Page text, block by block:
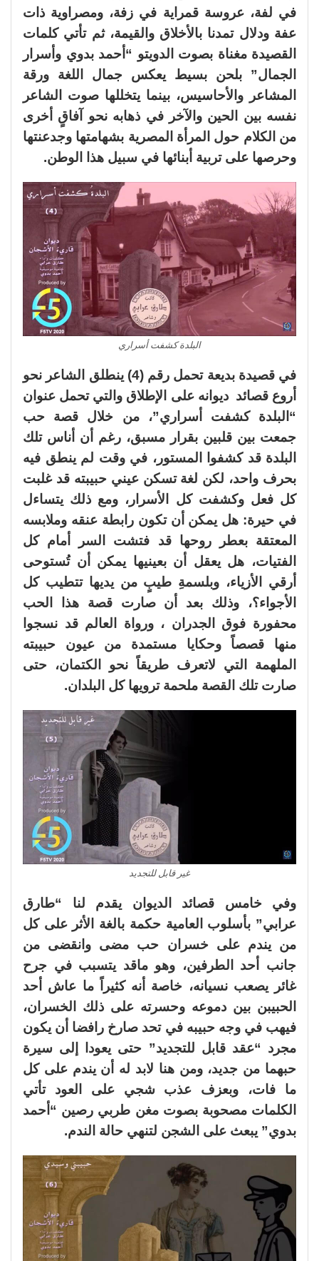
في لفة، عروسة قمراية في زفة، ومصراوية ذات
عفة ودلال تمدنا بالأخلاق والقيمة، ثم تأتي كلمات
القصيدة مغناة بصوت الدويتو “أحمد بدوي وأسرار
الجمال” بلحن بسيط يعكس جمال اللغة ورقة
المشاعر والأحاسيس، بينما يتخللها صوت الشاعر
نفسه بين الحين والآخر في ذهابه نحو آفاقٍ أخرى
من الكلام حول المرأة المصرية بشهامتها وجدعنتها
وحرصها على تربية أبنائها في سبيل هذا الوطن.
البلدة كشفت أسراري
في قصيدة بديعة تحمل رقم (4) ينطلق الشاعر نحو
أروع قصائد ديوانه على الإطلاق والتي تحمل عنوان
“البلدة كشفت أسراري”، من خلال قصة حب
جمعت بين قلبين بقرار مسبق، رغم أن أناس تلك
البلدة قد كشفوا المستور، في وقت لم ينطق فيه
بحرف واحد، لكن لغة تسكن عيني حبيبته قد غلبت
كل فعل وكشفت كل الأسرار، ومع ذلك يتساءل
في حيرة: هل يمكن أن تكون رابطة عنقه وملابسه
المعتقة بعطر روحها قد فتشت السر أمام كل
الفتيات، هل يعقل أن بعينيها يمكن أن تُستوحى
أرقي الأزياء، وبلسمةِ طيبٍ من يديها تتطيب كل
الأجواء؟، وذلك بعد أن صارت قصة هذا الحب
محفورة فوق الجدران ، ورواة العالم قد نسجوا
منها قصصاً وحكايا مستمدة من عيون حبيبته
الملهمة التي لاتعرف طريقاً نحو الكتمان، حتى
صارت تلك القصة ملحمة ترويها كل البلدان.
غير قابل للتجديد
وفي خامس قصائد الديوان يقدم لنا “طارق
عرابي” بأسلوب العامية حكمة بالغة الأثر على كل
من يندم على خسران حب مضى وانقضى من
جانب أحد الطرفين، وهو ماقد يتسبب في جرح
غائر يصعب نسيانه، خاصة أنه كثيراً ما عاش أحد
الحبيبن بين دموعه وحسرته على ذلك الخسران،
فيهب في وجه حبيبه في تحد صارخ رافضا أن يكون
مجرد “عقد قابل للتجديد” حتى يعودا إلى سيرة
حبهما من جديد، ومن هنا لابد له أن يندم على كل
ما فات، وبعزف عذب شجي على العود تأتي
الكلمات مصحوبة بصوت مغن طربي رصين “أحمد
بدوي” يبعث على الشجن لتنهي حالة الندم.